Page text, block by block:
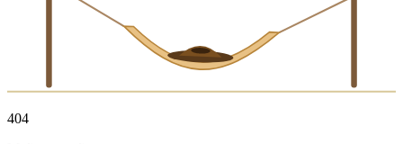
404